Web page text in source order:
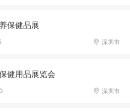
保健品展
深圳市
健用品展览会
深圳市